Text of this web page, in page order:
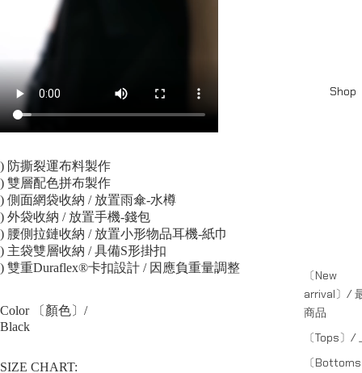
Shop
〔New
arrival〕/
商品
〔Tops〕/
〔
) 防撕裂運布料製作
) 雙層配色拼布製作
) 側面網袋收納 / 放置雨傘-水樽
) 外袋收納 / 放置手機-錢包
) 腰側拉鏈收納 / 放置小形物品耳機-紙巾
) 主袋雙層收納 / 具備S形掛扣
) 雙重Duraflex®卡扣設計 / 因應負重量調整
Color 〔顏色〕/
Black
SIZE CHART: